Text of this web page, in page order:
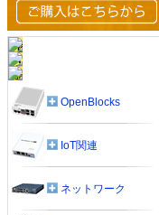
OpenBlocks
IoT関連
ネットワーク